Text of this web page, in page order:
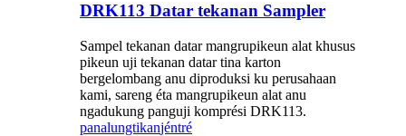
DRK113 Datar tekanan Sampler
Sampel tekanan datar mangrupikeun alat khusus
pikeun uji tekanan datar tina karton
bergelombang anu diproduksi ku perusahaan
kami, sareng éta mangrupikeun alat anu
ngadukung panguji komprési DRK113.
panalungtikanjéntré